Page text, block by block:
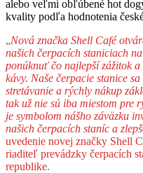
alebo veľmi obľúbené hot
kvality podľa hodnotenia
„Nová značka Shell Café
našich čerpacích staniciach
ponúknuť čo najlepší zážitok
kávy. Naše čerpacie stanice
stretávanie a rýchly nákup
tak už nie sú iba miestom pre
je symbolom nášho záväzku
našich čerpacích staníc a
uvedenie novej značky Shell
riaditeľ prevádzky čerpacích
republike.